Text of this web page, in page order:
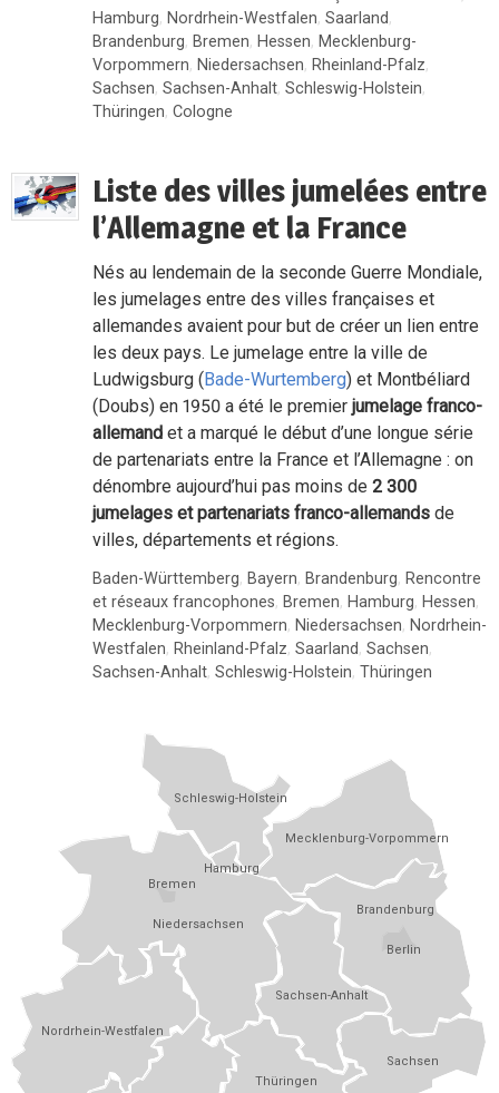
Hamburg, Nordrhein-Westfalen,Saarland,
Brandenburg, Bremen, Hessen, Mecklenburg-
Vorpommern, Niedersachsen, Rheinland-Pfalz,
Sachsen,Sachsen-Anhalt,Schleswig-Holstein,
Thüringen,Cologne
Liste des villes jumelées entre
l’Allemagne et la France
Nés au lendemain de la seconde Guerre Mondiale,
les jumelages entre des villes françaises et
allemandes avaient pour but de créer un lien entre
les deux pays. Le jumelage entre la ville de
Ludwigsburg (Bade-Wurtemberg) et Montbéliard
(Doubs) en 1950 a été le premierjumelage franco-
allemand et a marqué le début d’une longue série
de partenariats entre la France et l’Allemagne : on
dénombre aujourd’hui pas moins de2 300
jumelages et partenariats franco-allemands de
villes, départements et régions.
Baden-Württemberg, Bayern, Brandenburg, Rencontre
et réseaux francophones, Bremen, Hamburg, Hessen,
Mecklenburg-Vorpommern, Niedersachsen, Nordrhein-
Westfalen, Rheinland-Pfalz,Saarland,Sachsen,
Sachsen-Anhalt,Schleswig-Holstein,Thüringen
Berlin
Bremen
Hamburg
Schleswig-Holstein
Mecklenburg-Vorpommern
Brandenburg
Niedersachsen
Sachsen-Anhalt
Sachsen
Thüringen
Nordrhein-Westfalen